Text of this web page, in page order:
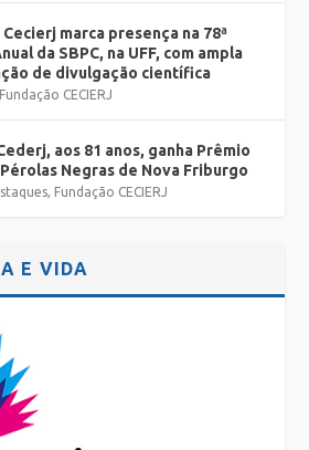
marca presença na 78ª
da SBPC, na UFF, com ampla
de divulgação científica
Fundação CECIERJ
aos 81 anos, ganha Prêmio
Negras de Nova Friburgo
, Fundação CECIERJ
E VIDA